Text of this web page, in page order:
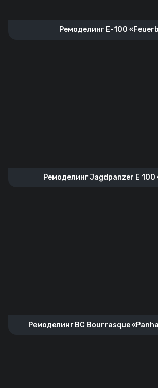
Ремоделинг Е-100
Ремоделинг Jagdpanzer E
Ремоделинг BC Bourrasque